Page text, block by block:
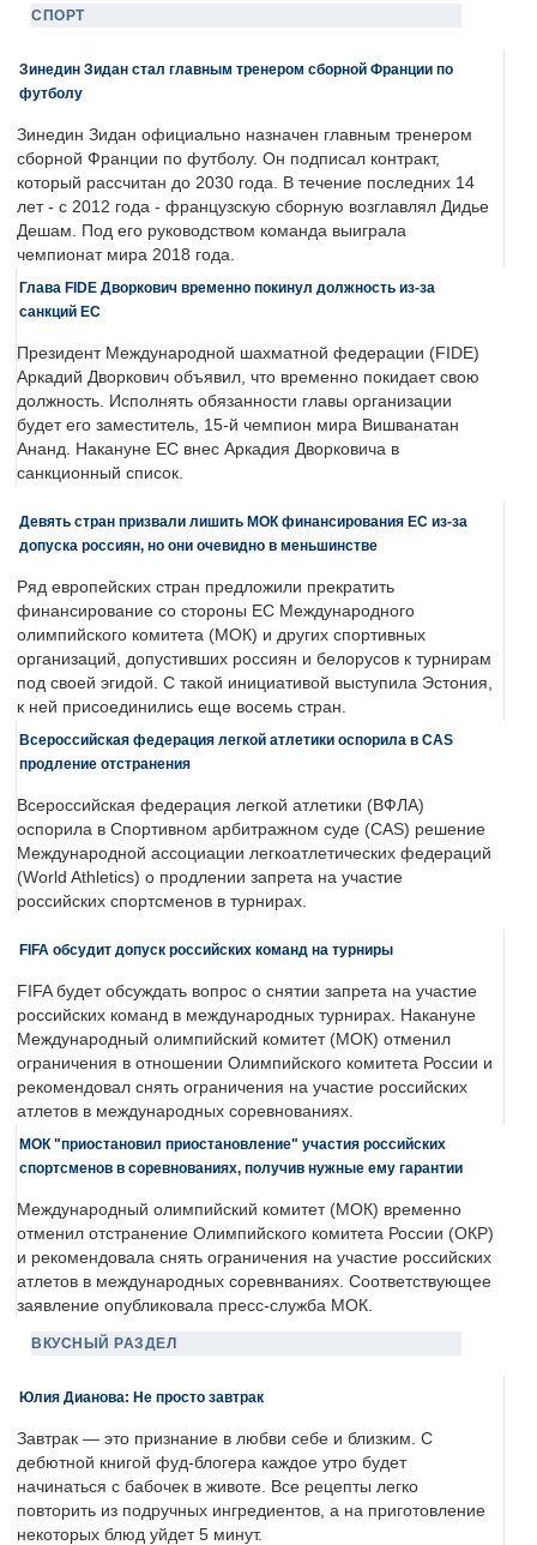
СПОРТ
Зинедин Зидан стал главным тренером сборной Франции по
футболу
Зинедин Зидан официально назначен главным тренером
сборной Франции по футболу. Он подписал контракт,
который рассчитан до 2030 года. В течение последних 14
лет - с 2012 года - французскую сборную возглавлял Дидье
Дешам. Под его руководством команда выиграла
чемпионат мира 2018 года.
Глава FIDE Дворкович временно покинул должность из-за
санкций ЕС
Президент Международной шахматной федерации (FIDE)
Аркадий Дворкович объявил, что временно покидает свою
должность. Исполнять обязанности главы организации
будет его заместитель, 15-й чемпион мира Вишванатан
Ананд. Накануне ЕС внес Аркадия Дворковича в
санкционный список.
Девять стран призвали лишить МОК финансирования ЕС из-за
допуска россиян, но они очевидно в меньшинстве
Ряд европейских стран предложили прекратить
финансирование со стороны ЕС Международного
олимпийского комитета (МОК) и других спортивных
организаций, допустивших россиян и белорусов к турнирам
под своей эгидой. С такой инициативой выступила Эстония,
к ней присоединились еще восемь стран.
Всероссийская федерация легкой атлетики оспорила в CAS
продление отстранения
Всероссийская федерация легкой атлетики (ВФЛА)
оспорила в Спортивном арбитражном суде (CAS) решение
Международной ассоциации легкоатлетических федераций
(World Athletics) о продлении запрета на участие
российских спортсменов в турнирах.
FIFA обсудит допуск российских команд на турниры
FIFA будет обсуждать вопрос о снятии запрета на участие
российских команд в международных турнирах. Накануне
Международный олимпийский комитет (МОК) отменил
ограничения в отношении Олимпийского комитета России и
рекомендовал снять ограничения на участие российских
атлетов в международных соревнованиях.
МОК "приостановил приостановление" участия российских
спортсменов в соревнованиях, получив нужные ему гарантии
Международный олимпийский комитет (МОК) временно
отменил отстранение Олимпийского комитета России (ОКР)
и рекомендовала снять ограничения на участие российских
атлетов в международных соревнваниях. Соответствующее
заявление опубликовала пресс-служба МОК.
ВКУСНЫЙ РАЗДЕЛ
Юлия Дианова: Не просто завтрак
Завтрак — это признание в любви себе и близким. С
дебютной книгой фуд-блогера каждое утро будет
начинаться с бабочек в животе. Все рецепты легко
повторить из подручных ингредиентов, а на приготовление
некоторых блюд уйдет 5 минут.